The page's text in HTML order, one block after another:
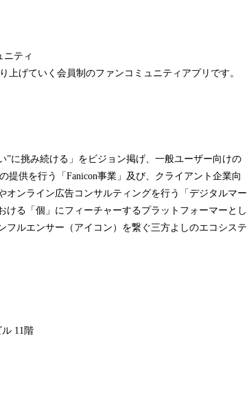
ニティ
上げていく会員制のファンコミュニティアプリです。
”に挑み続ける」をビジョン掲げ、一般ユーザー向けの
提供を行う「Fanicon事業」及び、クライアント企業向
ンライン広告コンサルティングを行う「デジタルマー
る「個」にフィーチャーするプラットフォーマーとし
ルエンサー（アイコン）を繋ぐ三方よしのエコシステ
11階